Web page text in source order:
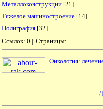
Металлоконструкции[21]
Тяжелое машиностроение[14]
Полиграфия[32]
Ссылок: 0 || Страницы:
Онкология: